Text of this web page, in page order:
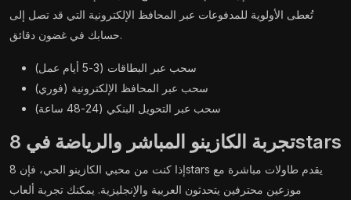
تُعطى الأولوية للمدفوعات عبر المحافظ الإلكترونية التي قد تصل إلى
حسابك في غضون دقائق.
سحب عبر البطاقات (3-5 أيام عمل)
سحب عبر المحافظ الإلكترونية (فوري)
سحب عبر التحويل البنكي (24-48 ساعة)
تجربة الكازينو المباشر والرياضة في 8stars
إذا كنت من محبي الكازينو الحي، فإن 8stars يقدم طاولات مباشرة مع
موزعين محترفين يتحدثون العربية والإنجليزية. يمكنك تجربة ألعاب